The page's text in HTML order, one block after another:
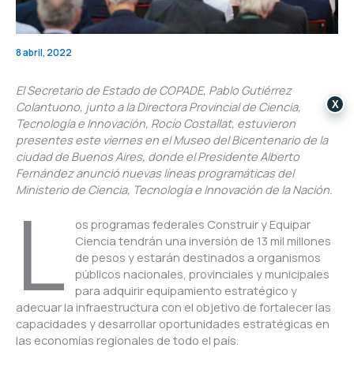
8 abril, 2022
El Secretario de Estado de COPADE, Pablo Gutiérrez
Colantuono, junto a la Directora Provincial de Ciencia,
Tecnología e Innovación, Rocío Costallat, estuvieron
presentes este viernes en el Museo del Bicentenario de la
ciudad de Buenos Aires, donde el Presidente Alberto
Fernández anunció nuevas líneas programáticas del
Ministerio de Ciencia, Tecnología e Innovación de la Nación.
L
os programas federales Construir y Equipar
Ciencia tendrán una inversión de 13 mil millones
de pesos y estarán destinados a organismos
públicos nacionales, provinciales y municipales
para adquirir equipamiento estratégico y
adecuar la infraestructura con el objetivo de fortalecer las
capacidades y desarrollar oportunidades estratégicas en
las economías regionales de todo el país.
X